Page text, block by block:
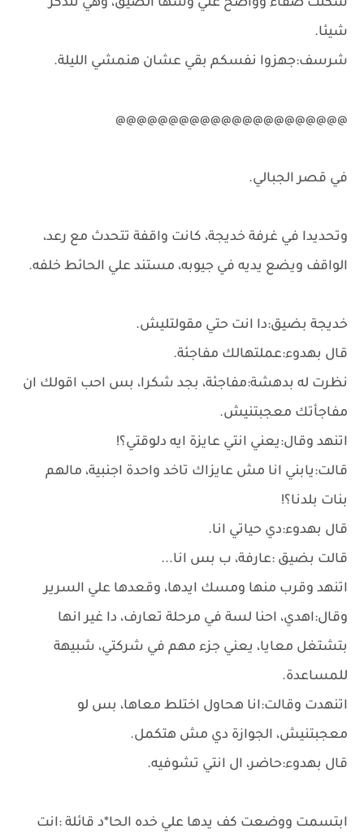
سكتت صفاء وواضح علي وشها الضيق، وهي تتذكر
شيئا.
شرسف:جهزوا نفسكم بقي عشان هنمشي الليلة.
@@@@@@@@@@@@@@@@@@@@@@
في قصر الجبالي.
وتحديدا في غرفة خديجة، كانت واقفة تتحدث مع رعد،
الواقف ويضع يديه في جيوبه، مستند علي الحائط خلفه.
خديجة بضيق:دا انت حتي مقولتليش.
قال بهدوء:عملتهالك مفاجئة.
نظرت له بدهشة:مفاجئة، بجد شكرا، بس احب اقولك ان
مفاجأتك معجبتنيش.
اتنهد وقال:يعني انتي عايزة ايه دلوقتي؟!
قالت:يابني انا مش عايزاك تاخد واحدة اجنبية، مالهم
بنات بلدنا؟!
قال بهدوء:دي حياتي انا.
قالت بضيق :عارفة، ب بس انا...
اتنهد وقرب منها ومسك ايدها، وقعدها علي السرير
وقال:اهدي، احنا لسة في مرحلة تعارف، دا غير انها
بتشتغل معايا، يعني جزء مهم في شركتي، شبيهة
للمساعدة.
اتنهدت وقالت:انا هحاول اختلط معاها، بس لو
معجبتنيش، الجوازة دي مش هتكمل.
قال بهدوء:حاضر، ال انتي تشوفيه.
ابتسمت ووضعت كف يدها علي خده الحا*د قائلة :انت